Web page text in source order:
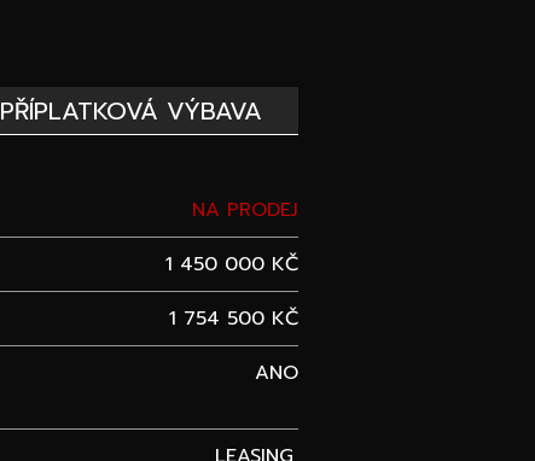
PŘÍPLATKOVÁ VÝBAVA
NA PRODEJ
1 450 000 KČ
1 754 500 KČ
ANO